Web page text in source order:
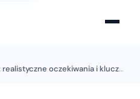
Czas pozycjonowania w Google: realistyczne oczekiwania i kluczowe czynniki